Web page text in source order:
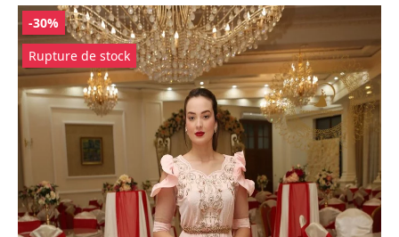
-30%
Rupture de stock